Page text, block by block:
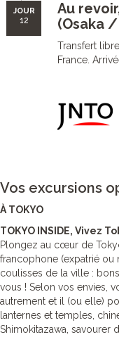
JOUR
12
Au
(Osaka
Transfert
France.
Vos excursions
À TOKYO
TOKYO INSIDE, Vivez
Plongez au cœur de
francophone (expatrié ou
coulisses de la ville :
vous ! Selon vos envies,
autrement et il (ou elle)
lanternes et temples,
Shimokitazawa, savourer